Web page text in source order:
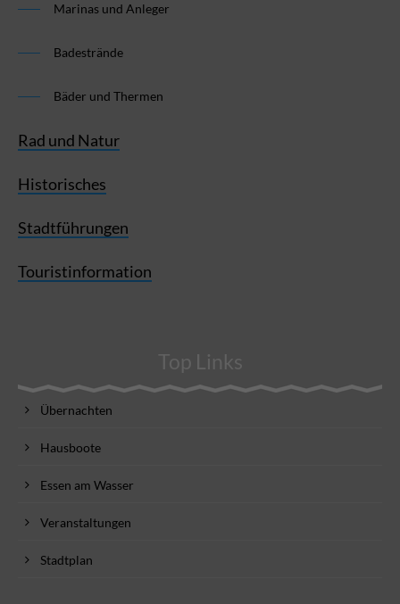
Marinas und Anleger
Badestrände
Bäder und Thermen
Rad und Natur
Historisches
Stadtführungen
Touristinformation
Top Links
Übernachten
Hausboote
Essen am Wasser
Veranstaltungen
Stadtplan